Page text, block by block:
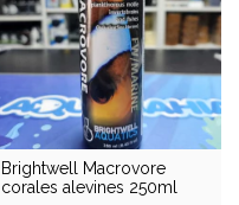
Brightwell Macrovore
corales alevines 250ml